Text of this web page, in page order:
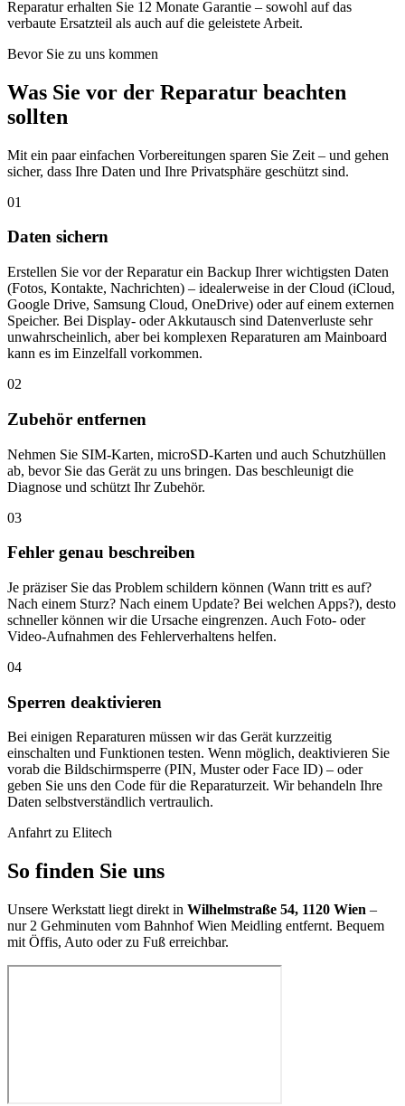
Reparatur erhalten Sie 12 Monate Garantie – sowohl auf das
verbaute Ersatzteil als auch auf die geleistete Arbeit.
Bevor Sie zu uns kommen
Was Sie vor der Reparatur beachten
sollten
Mit ein paar einfachen Vorbereitungen sparen Sie Zeit – und gehen
sicher, dass Ihre Daten und Ihre Privatsphäre geschützt sind.
01
Daten sichern
Erstellen Sie vor der Reparatur ein Backup Ihrer wichtigsten Daten
(Fotos, Kontakte, Nachrichten) – idealerweise in der Cloud (iCloud,
Google Drive, Samsung Cloud, OneDrive) oder auf einem externen
Speicher. Bei Display- oder Akkutausch sind Datenverluste sehr
unwahrscheinlich, aber bei komplexen Reparaturen am Mainboard
kann es im Einzelfall vorkommen.
02
Zubehör entfernen
Nehmen Sie SIM-Karten, microSD-Karten und auch Schutzhüllen
ab, bevor Sie das Gerät zu uns bringen. Das beschleunigt die
Diagnose und schützt Ihr Zubehör.
03
Fehler genau beschreiben
Je präziser Sie das Problem schildern können (Wann tritt es auf?
Nach einem Sturz? Nach einem Update? Bei welchen Apps?), desto
schneller können wir die Ursache eingrenzen. Auch Foto- oder
Video-Aufnahmen des Fehlerverhaltens helfen.
04
Sperren deaktivieren
Bei einigen Reparaturen müssen wir das Gerät kurzzeitig
einschalten und Funktionen testen. Wenn möglich, deaktivieren Sie
vorab die Bildschirmsperre (PIN, Muster oder Face ID) – oder
geben Sie uns den Code für die Reparaturzeit. Wir behandeln Ihre
Daten selbstverständlich vertraulich.
Anfahrt zu Elitech
So finden Sie uns
Unsere Werkstatt liegt direkt in Wilhelmstraße 54, 1120 Wien –
nur 2 Gehminuten vom Bahnhof Wien Meidling entfernt. Bequem
mit Öffis, Auto oder zu Fuß erreichbar.